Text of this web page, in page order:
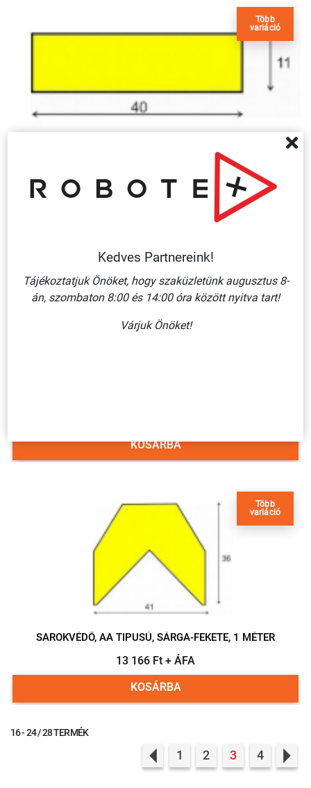
Több
variáció
VÉDŐSZIVACS, SÁRGA FEKETE, F TÍPUS, 1 MÉTER
KOSÁRBA
KOSÁRBA
Több
variáció
SAROKVÉDŐ, AA TIPUSÚ, SÁRGA-FEKETE, 1 MÉTER
13 166 Ft + ÁFA
KOSÁRBA
16 - 24 / 28 TERMÉK
Previous
1 2 3 4
Kedves Partnereink!
Tájékoztatjuk Önöket, hogy szaküzletünk augusztus 8-
án, szombaton 8:00 és 14:00 óra között nyitva tart!
Várjuk Önöket!